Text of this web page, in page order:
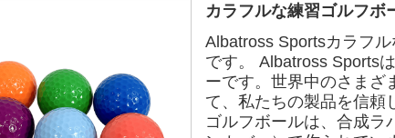
カラフルな練習ゴルフボ
Albatross Sportsカラフ
です。 Albatross Sports
ーです。世界中のさまざ
て、私たちの製品を信頼
ゴルフボールは、合成ラ